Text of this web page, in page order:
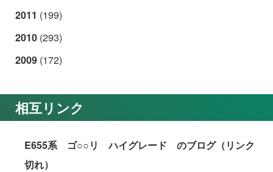
2011 (199)
2010 (293)
2009 (172)
相互リンク
E655系 ゴ○○リ ハイグレード のブログ（リンク
切れ）